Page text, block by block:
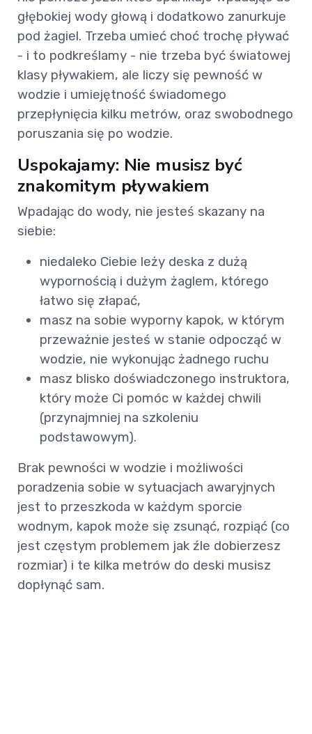
głębokiej wody głową i dodatkowo zanurkuje
pod żagiel. Trzeba umieć choć trochę pływać
- i to podkreślamy - nie trzeba być światowej
klasy pływakiem, ale liczy się pewność w
wodzie i umiejętność świadomego
przepłynięcia kilku metrów, oraz swobodnego
poruszania się po wodzie.
Uspokajamy: Nie musisz być
znakomitym pływakiem
Wpadając do wody, nie jesteś skazany na
siebie:
niedaleko Ciebie leży deska z dużą
wypornością i dużym żaglem, którego
łatwo się złapać,
masz na sobie wyporny kapok, w którym
przeważnie jesteś w stanie odpocząć w
wodzie, nie wykonując żadnego ruchu
masz blisko doświadczonego instruktora,
który może Ci pomóc w każdej chwili
(przynajmniej na szkoleniu
podstawowym).
Brak pewności w wodzie i możliwości
poradzenia sobie w sytuacjach awaryjnych
jest to przeszkoda w każdym sporcie
wodnym, kapok może się zsunąć, rozpiąć (co
jest częstym problemem jak źle dobierzesz
rozmiar) i te kilka metrów do deski musisz
dopłynąć sam.